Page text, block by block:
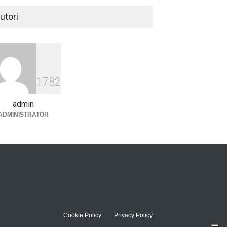
1782
admin
Cookie Policy Privacy Policy